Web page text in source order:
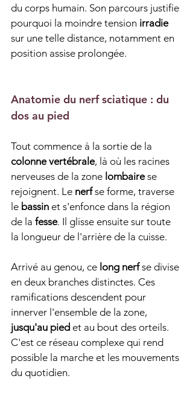
du corps humain. Son parcours justifie
pourquoi la moindre tension irradie
sur une telle distance, notamment en
position assise prolongée.
Anatomie du nerf sciatique : du
dos au pied
Tout commence à la sortie de la
colonne vertébrale, là où les racines
nerveuses de la zone lombaire se
rejoignent. Le nerf se forme, traverse
le bassin et s'enfonce dans la région
de la fesse. Il glisse ensuite sur toute
la longueur de l'arrière de la cuisse.
Arrivé au genou, ce long nerf se divise
en deux branches distinctes. Ces
ramifications descendent pour
innerver l'ensemble de la zone,
jusqu'au pied et au bout des orteils.
C'est ce réseau complexe qui rend
possible la marche et les mouvements
du quotidien.